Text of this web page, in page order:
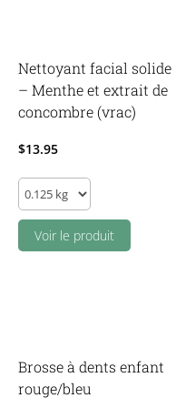
quantity
Nettoyant facial solide
– Menthe et extrait de
concombre (vrac)
$13.95
Nettoyant
facial
solide
concombre
(vrac)
Voir le produit
Brosse à dents enfant
rouge/bleu